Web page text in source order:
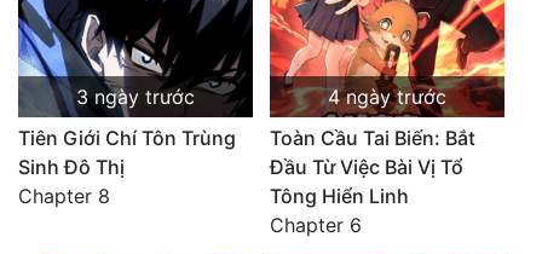
3 ngày trước
Tiên Giới Chí Tôn Trùng
Sinh Đô Thị
Chapter 8
4 ngày trước
Toàn Cầu Tai Biến: Bắt
Đầu Từ Việc Bài Vị Tổ
Tông Hiển Linh
Chapter 6